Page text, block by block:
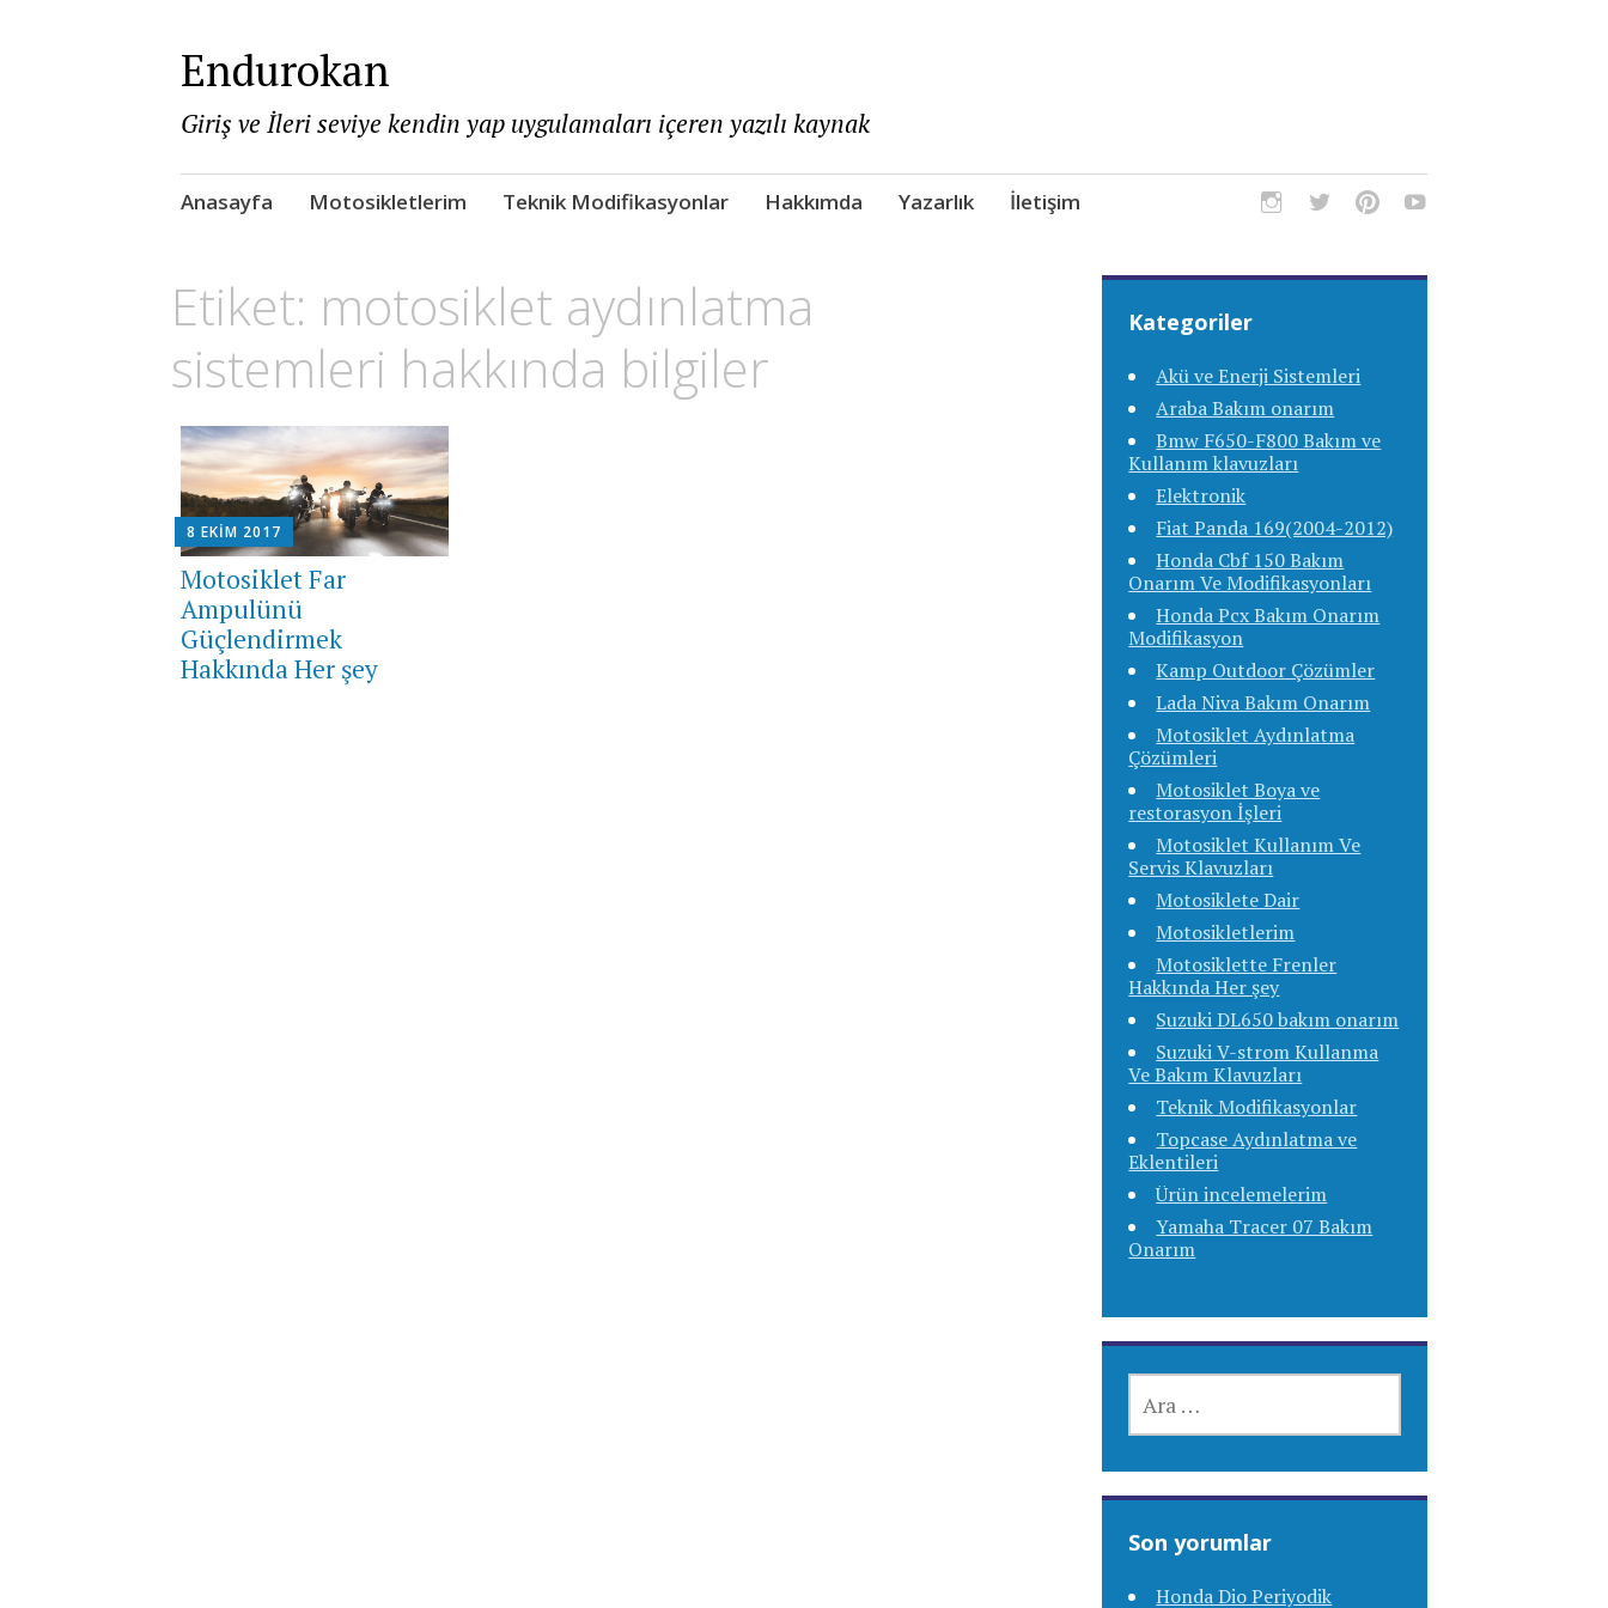
Endurokan
Giriş ve İleri seviye kendin yap uygulamaları içeren yazılı kaynak
Skip
Anasayfa Motosikletlerim Teknik Modifikasyonlar Hakkımda Yazarlık İletişim
Etiket: motosiklet aydınlatma
sistemleri hakkında bilgiler
8 EKIM 2017
Motosiklet Far
Ampulünü
Güçlendirmek
Hakkında Her şey
Kategoriler
Akü ve Enerji Sistemleri
Araba Bakım onarım
Bmw F650-F800 Bakım ve
Kullanım klavuzları
Elektronik
Fiat Panda 169(2004-2012)
Honda Cbf 150 Bakım
Onarım Ve Modifikasyonları
Honda Pcx Bakım Onarım
Modifikasyon
Kamp Outdoor Çözümler
Lada Niva Bakım Onarım
Motosiklet Aydınlatma
Çözümleri
Motosiklet Boya ve
restorasyon İşleri
Motosiklet Kullanım Ve
Servis Klavuzları
Motosiklete Dair
Motosikletlerim
Motosiklette Frenler
Hakkında Her şey
Suzuki DL650 bakım onarım
Suzuki V-strom Kullanma
Ve Bakım Klavuzları
Teknik Modifikasyonlar
Topcase Aydınlatma ve
Eklentileri
Ürün incelemelerim
Yamaha Tracer 07 Bakım
Onarım
Son yorumlar
Honda Dio Periyodik